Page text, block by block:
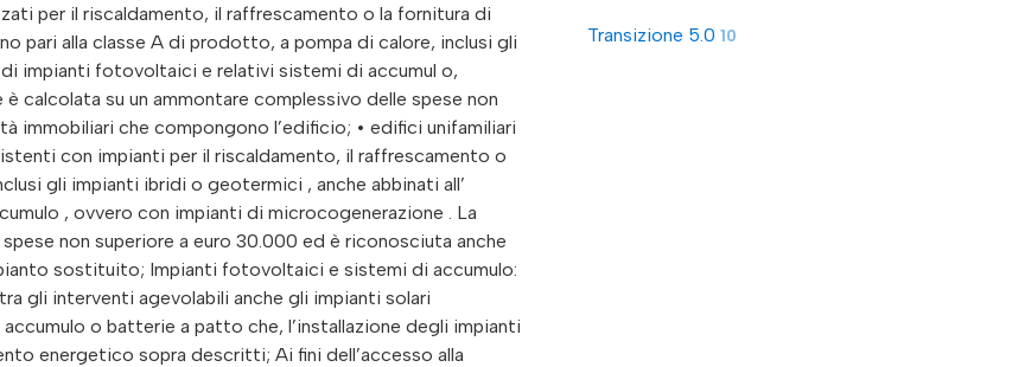
per il riscaldamento, il raffrescamento o la fornitura di
pari alla classe A di prodotto, a pompa di calore, inclusi gli
impianti fotovoltaici e relativi sistemi di accumul o,
calcolata su un ammontare complessivo delle spese non
immobiliari che compongono l’edificio; • edifici unifamiliari
con impianti per il riscaldamento, il raffrescamento o
gli impianti ibridi o geotermici , anche abbinati all’
, ovvero con impianti di microcogenerazione . La
non superiore a euro 30.000 ed è riconosciuta anche
sostituito; Impianti fotovoltaici e sistemi di accumulo:
gli interventi agevolabili anche gli impianti solari
o batterie a patto che, l’installazione degli impianti
energetico sopra descritti; Ai fini dell’accesso alla
Transizione 5.0 10